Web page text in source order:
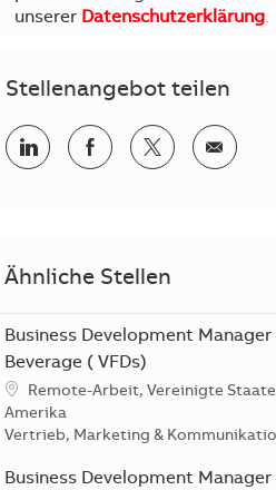
unserer Datenschutzerklärung.
Stellenangebot teilen
Teilen via LinkedInTeilen via Facebook
Teilen via
Ähnliche Stellen
Business Development Manager
Beverage ( VFDs)
Standort
Remote-Arbeit, Vereinigte
Amerika
Kategorie
Vertrieb, Marketing &
Business Development Manager